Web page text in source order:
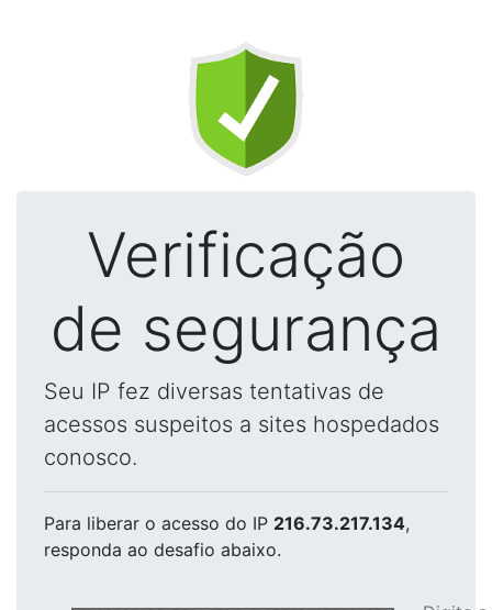
Verificação
de segurança
Seu IP fez diversas tentativas de
acessos suspeitos a sites hospedados
conosco.
Para liberar o acesso do IP 216.73.217.134,
responda ao desafio abaixo.